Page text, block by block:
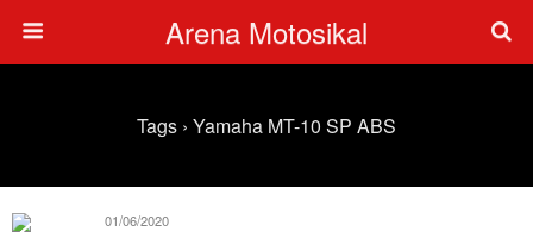
Arena Motosikal
Tags › Yamaha MT-10 SP ABS
01/06/2020